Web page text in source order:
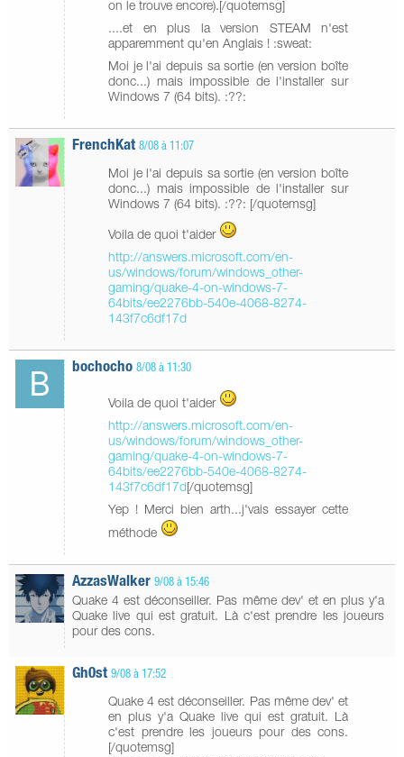
on le trouve encore).[/quotemsg]
....et en plus la version STEAM n'est
apparemment qu'en Anglais ! :sweat:
Moi je l'ai depuis sa sortie (en version boîte
donc...) mais impossible de l'installer sur
Windows 7 (64 bits). :??:
FrenchKat 8/08 à 11:07
Moi je l'ai depuis sa sortie (en version boîte
donc...) mais impossible de l'installer sur
Windows 7 (64 bits). :??: [/quotemsg]
Voila de quoi t'aider
http://answers.microsoft.com/en-
us/windows/forum/windows_other-
gaming/quake-4-on-windows-7-
64bits/ee2276bb-540e-4068-8274-
143f7c6df17d
bochocho 8/08 à 11:30
Voila de quoi t'aider
http://answers.microsoft.com/en-
us/windows/forum/windows_other-
gaming/quake-4-on-windows-7-
64bits/ee2276bb-540e-4068-8274-
143f7c6df17d [/quotemsg]
Yep ! Merci bien arth...j'vais essayer cette
méthode
AzzasWalker 9/08 à 15:46
Quake 4 est déconseiller. Pas même dev' et en plus y'a
Quake live qui est gratuit. Là c'est prendre les joueurs
pour des cons.
Gh0st 9/08 à 17:52
Quake 4 est déconseiller. Pas même dev' et
en plus y'a Quake live qui est gratuit. Là
c'est prendre les joueurs pour des cons.
[/quotemsg]